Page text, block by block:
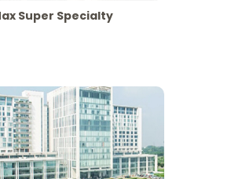
Super Specialty